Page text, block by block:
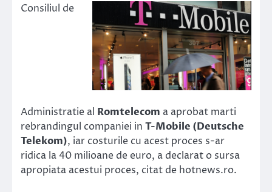
Consiliul de
Administratie al Romtelecom a aprobat marti
rebrandingul companiei in T-Mobile (Deutsche
Telekom), iar costurile cu acest proces s-ar
ridica la 40 milioane de euro, a declarat o sursa
apropiata acestui proces, citat de hotnews.ro.